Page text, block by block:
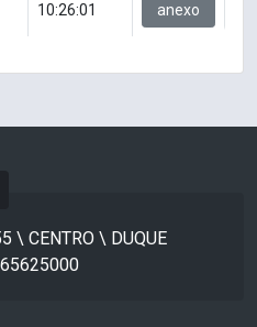
10:26:01
anexo
\ CENTRO \ DUQUE